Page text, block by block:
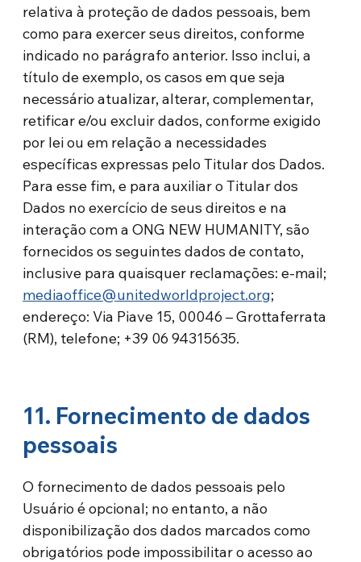
relativa à proteção de dados pessoais, bem
como para exercer seus direitos, conforme
indicado no parágrafo anterior. Isso inclui, a
título de exemplo, os casos em que seja
necessário atualizar, alterar, complementar,
retificar e/ou excluir dados, conforme exigido
por lei ou em relação a necessidades
específicas expressas pelo Titular dos Dados.
Para esse fim, e para auxiliar o Titular dos
Dados no exercício de seus direitos e na
interação com a ONG NEW HUMANITY, são
fornecidos os seguintes dados de contato,
inclusive para quaisquer reclamações: e-mail;
mediaoffice@unitedworldproject.org;
endereço: Via Piave 15, 00046 – Grottaferrata
(RM), telefone; +39 06 94315635.
11. Fornecimento de dados
pessoais
O fornecimento de dados pessoais pelo
Usuário é opcional; no entanto, a não
disponibilização dos dados marcados como
obrigatórios pode impossibilitar o acesso ao